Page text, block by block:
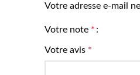
Votre adresse e-mail
Votre note *
Votre avis *